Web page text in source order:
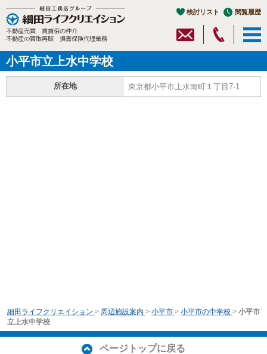
検討リスト 閲覧履歴
小平市立上水中学校
所在地 東京都小平市上水南町１丁目7-1
細田ライフクリエイション > 周辺施設案内 > 小平市 > 小平市の中学校 > 小平市
立上水中学校
ページトップに戻る